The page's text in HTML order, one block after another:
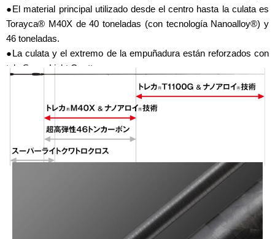
●El material principal utilizado desde el centro hasta la culata es
Torayca® M40X de 40 toneladas (con tecnología Nanoalloy®) y
46 toneladas.
●La culata y el extremo de la empuñadura están reforzados con
tela Super Light Quattro.